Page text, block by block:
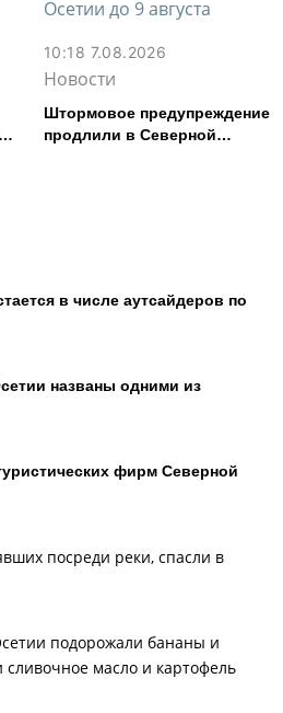
в числе аутсайдеров по
названы одними из
фирм Северной
посреди реки, спасли в
подорожали бананы и
масло и картофель
10:18 7.08.2026
Новости
Штормовое предупреждение
продлили в Северной